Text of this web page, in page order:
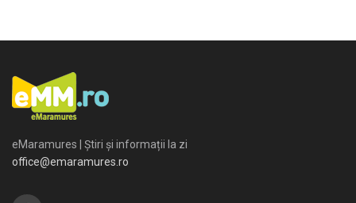
eMaramures | Știri și informații la zi
office@emaramures.ro